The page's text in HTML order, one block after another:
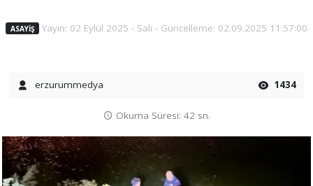
ASAYIŞ Yayın: 02 Eylül 2025 - Salı - Güncelleme: 02.09.2025 11:57:00
erzurummedya 1434
Okuma Süresi: 42 sn.